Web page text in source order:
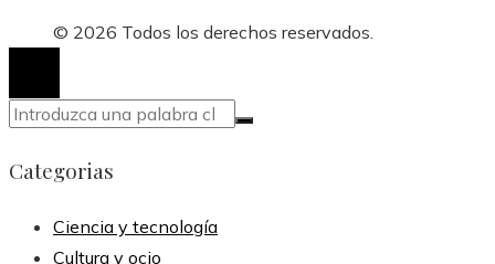
© 2026 Todos los derechos reservados.
Categorias
Ciencia y tecnología
Cultura y ocio